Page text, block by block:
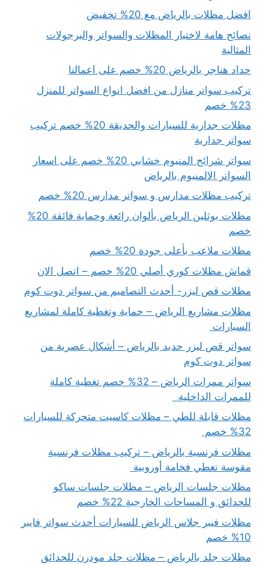
افضل مظلات بالرياض مع 20% تخفيض
نصائح هامة لاختيار المظلات والسواتر والبرجولات
المثالية
حداد هناجر بالرياض 20% خصم على اعمالنا
تركيب سواتر منازل من افضل انواع السواتر للمنزل
23% خصم
مظلات جدارية للسيارات والحديقة 20% خصم تركيب
سواتر جدارية
سواتر شرائح المنيوم خشابي 20% خصم على اسعار
السواتر الالمنيوم بالرياض
تركيب مظلات مدارس و سواتر مدارس 20% خصم
مظلات بوثلين الرياض بألوان رائعة وحماية فائقة 20%
خصم
مظلات ملاعب بأعلى جودة 20% خصم
قماش مظلات كوري أصلي 20% خصم – اتصل الان
مظلات قص ليزر- أحدث التصاميم من سواتر دوت كوم
مظلات مشاريع الرياض – حماية وتغطية كاملة لمشاريع
السيارات
سواتر قص ليزر حديد بالرياض – أشكال عصرية من
سواتر دوت كوم
سواتر ممرات الرياض – 32% خصم تغطية كاملة
للممرات الداخلية
مظلات قابلة للطي – مظلات كاسيت متحركة للسيارات
32% خصم
مظلات فرنسية بالرياض – تركيب مظلات فرنسية
مقوسة تعطي فخامة أوروبية
مظلات جلسات الرياض – مظلات جلسات ساكو
للحدائق و المساحات الخارجية 22% خصم
مظلات فيبر جلاس الرياض للسيارات أحدث سواتر فايبر
10% خصم
مظلات جلد بالرياض – مظلات جلد مودرن للحدائق